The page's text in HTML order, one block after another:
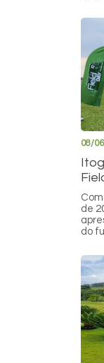
08/
de
do